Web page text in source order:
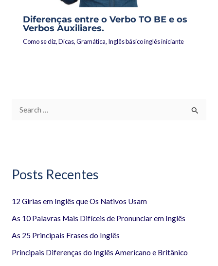
Diferenças entre o Verbo TO BE e os
Verbos Auxiliares.
Como se diz,Dicas,Gramática, Inglês básico inglês iniciante
u
s
a
r
Posts Recentes
12 Gírias em Inglês que Os Nativos Usam
As 10 Palavras Mais Difíceis de Pronunciar em Inglês
As 25 Principais Frases do Inglês
Principais Diferenças do Inglês Americano e Britânico